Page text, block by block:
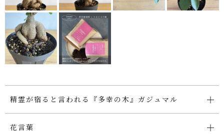
SHOPPING GUIDE
ショッピングガイド
PRIVACY
プライバシーポリシー
お問い合わせ
精霊が宿ると言われる『多幸の木』ガジュマル
花言葉